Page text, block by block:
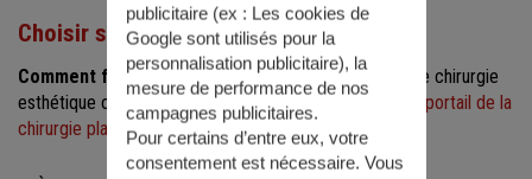
Choisir son chirurgien
Comment faire le bon choix ?Les établissements de chirurgie
esthétique ou réparatrice sont nombreux. Consultez le portail de la
chirurgie plastique reconstructrice et esthétique
publicitaire (ex : Les cookies de
Google sont utilisés pour la
personnalisation publicitaire), la
mesure de performance de nos
campagnes publicitaires.
Pour certains d’entre eux, votre
consentement est nécessaire. Vous